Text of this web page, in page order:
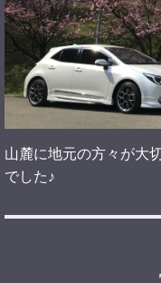
山麓に地元の方々が大
でした♪